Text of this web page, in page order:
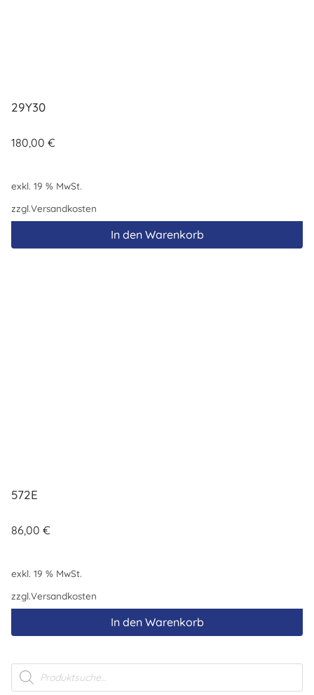
29Y30
180,00 €
exkl. 19 % MwSt.
zzgl.Versandkosten
In den Warenkorb
572E
86,00 €
exkl. 19 % MwSt.
zzgl.Versandkosten
In den Warenkorb
Products
search